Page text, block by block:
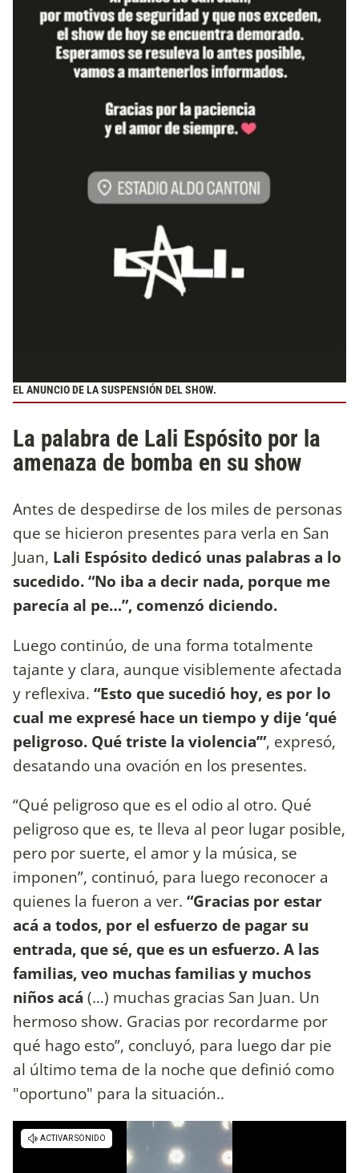
EL ANUNCIO DE LA SUSPENSIÓN DEL SHOW.
La palabra de Lali Espósito por la
amenaza de bomba en su show
Antes de despedirse de los miles de personas
que se hicieron presentes para verla en San
Juan, Lali Espósito dedicó unas palabras a lo
sucedido. “No iba a decir nada, porque me
parecía al pe…”, comenzó diciendo.
Luego continúo, de una forma totalmente
tajante y clara, aunque visiblemente afectada
y reflexiva. “Esto que sucedió hoy, es por lo
cual me expresé hace un tiempo y dije ‘qué
peligroso. Qué triste la violencia’”, expresó,
desatando una ovación en los presentes.
“Qué peligroso que es el odio al otro. Qué
peligroso que es, te lleva al peor lugar posible,
pero por suerte, el amor y la música, se
imponen”, continuó, para luego reconocer a
quienes la fueron a ver. “Gracias por estar
acá a todos, por el esfuerzo de pagar su
entrada, que sé, que es un esfuerzo. A las
familias, veo muchas familias y muchos
niños acá (…) muchas gracias San Juan. Un
hermoso show. Gracias por recordarme por
qué hago esto”, concluyó, para luego dar pie
al último tema de la noche que definió como
"oportuno" para la situación..